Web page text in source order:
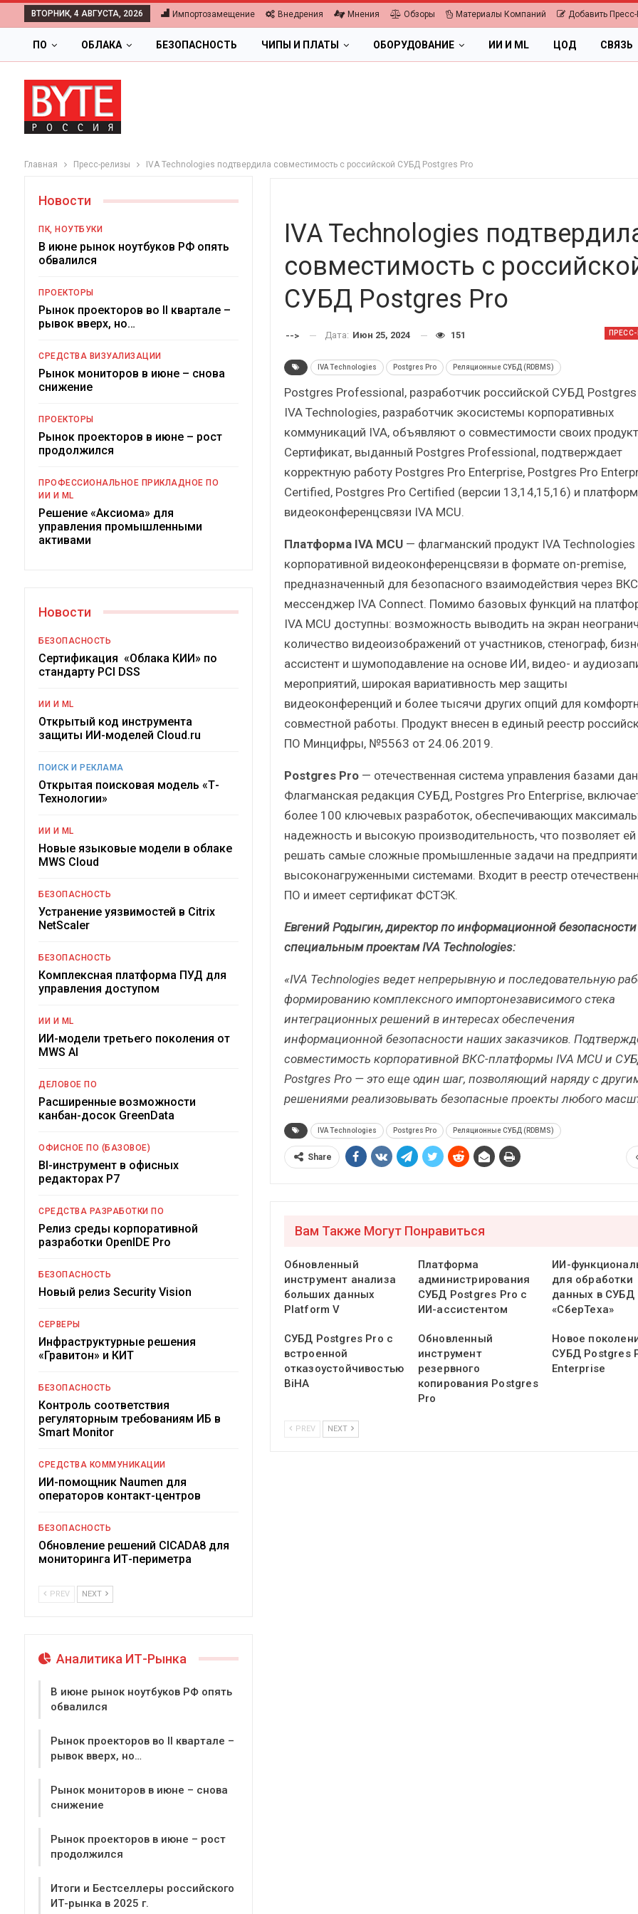
ВТОРНИК, 4 АВГУСТА, 2026 Импортозамещение Внедрения Мнения Обзоры Материалы Компаний Добавить Пресс-
ПО ОБЛАКА БЕЗОПАСНОСТЬ ЧИПЫ И ПЛАТЫ ОБОРУДОВАНИЕ ИИ И ML ЦОД СВЯЗЬ
Главная Пресс-релизы IVA Technologies подтвердила совместимость с российской СУБД Postgres Pro
IVA Technologies
совместимость с
СУБД Postgres Pro
--> Дата: Июн 25, 2024 151
IVA Technologies Postgres Pro Реляционные СУБД (RDBMS)
Postgres Professional, разработчик российской СУБД Postgres
IVA Technologies, разработчик экосистемы корпоративных
коммуникаций IVA, объявляют о совместимости своих
Сертификат, выданный Postgres Professional, подтверждает
корректную работу Postgres Pro Enterprise, Postgres Pro
Certified, Postgres Pro Certified (версии 13,14,15,16) и
видеоконференцсвязи IVA MCU.
Платформа IVA MCU— флагманский продукт IVA Technologies
корпоративной видеоконференцсвязи в формате on-premise,
предназначенный для безопасного взаимодействия через
мессенджер IVA Connect. Помимо базовых функций на
IVA MCU доступны: возможность выводить на экран
количество видеоизображений от участников, стенограф,
ассистент и шумоподавление на основе ИИ, видео- и
мероприятий, широкая вариативность мер защиты
видеоконференций и более тысячи других опций для
совместной работы. Продукт внесен в единый реестр
ПО Минцифры, №5563 от 24.06.2019.
Postgres Pro — отечественная система управления базами
Флагманская редакция СУБД, Postgres Pro Enterprise,
более 100 ключевых разработок, обеспечивающих
надежность и высокую производительность, что позволяет ей
решать самые сложные промышленные задачи на
высоконагруженными системами. Входит в реестр
ПО и имеет сертификат ФСТЭК.
Евгений Родыгин, директор по информационной
специальным проектам IVA Technologies:
«IVA Technologies ведет непрерывную и последовательную
формированию комплексного импортонезависимого стека
интеграционных решений в интересах обеспечения
информационной безопасности наших заказчиков.
совместимость корпоративной ВКС-платформы IVA MCU и
Postgres Pro — это еще один шаг, позволяющий наряду с
решениями реализовывать безопасные проекты любого
IVA Technologies Postgres Pro Реляционные СУБД (RDBMS)
Share
Вам Также Могут Понравиться
Обновленный
инструмент анализа
больших данных
Platform V
Платформа
администрирования
СУБД Postgres Pro с
ИИ-ассистентом
ИИ-
для обработки
данных в СУБД
«СберТеха»
СУБД Postgres Pro с
встроенной
отказоустойчивостью
BiHA
Обновленный
инструмент
резервного
копирования Postgres
Pro
Новое
СУБД Postgres
Enterprise
PREV NEXT
Новости
ПК, НОУТБУКИ
В июне рынок ноутбуков РФ опять
обвалился
ПРОЕКТОРЫ
Рынок проекторов во II квартале –
рывок вверх, но…
СРЕДСТВА ВИЗУАЛИЗАЦИИ
Рынок мониторов в июне – снова
снижение
ПРОЕКТОРЫ
Рынок проекторов в июне – рост
продолжился
ПРОФЕССИОНАЛЬНОЕ ПРИКЛАДНОЕ ПО
ИИ И ML
Решение «Аксиома» для
управления промышленными
активами
Новости
БЕЗОПАСНОСТЬ
Сертификация «Облака КИИ» по
стандарту PCI DSS
ИИ И ML
Открытый код инструмента
защиты ИИ-моделей Cloud.ru
ПОИСК И РЕКЛАМА
Открытая поисковая модель «Т-
Технологии»
ИИ И ML
Новые языковые модели в облаке
MWS Cloud
БЕЗОПАСНОСТЬ
Устранение уязвимостей в Citrix
NetScaler
БЕЗОПАСНОСТЬ
Комплексная платформа ПУД для
управления доступом
ИИ И ML
ИИ-модели третьего поколения от
MWS AI
ДЕЛОВОЕ ПО
Расширенные возможности
канбан-досок GreenData
ОФИСНОЕ ПО (БАЗОВОЕ)
BI-инструмент в офисных
редакторах Р7
СРЕДСТВА РАЗРАБОТКИ ПО
Релиз среды корпоративной
разработки OpenIDE Pro
БЕЗОПАСНОСТЬ
Новый релиз Security Vision
СЕРВЕРЫ
Инфраструктурные решения
«Гравитон» и КИТ
БЕЗОПАСНОСТЬ
Контроль соответствия
регуляторным требованиям ИБ в
Smart Monitor
СРЕДСТВА КОММУНИКАЦИИ
ИИ-помощник Naumen для
операторов контакт-центров
БЕЗОПАСНОСТЬ
Обновление решений CICADA8 для
мониторинга ИТ-периметра
PREV NEXT
Аналитика ИТ-Рынка
В июне рынок ноутбуков РФ опять
обвалился
Рынок проекторов во II квартале –
рывок вверх, но…
Рынок мониторов в июне – снова
снижение
Рынок проекторов в июне – рост
продолжился
Итоги и Бестселлеры российского
ИТ-рынка в 2025 г.
Цифровая экономика 2026.
Подкосят ли глобальные угрозы
российский рынок ИБП?
ПК, НОУТБУКИ
российского ИТ-рынка в 2025 г.
ИБП
Отрасль ИБП в депрессии?
Часть II.
Анализ
Самый